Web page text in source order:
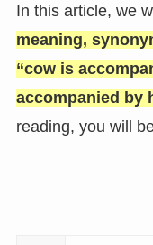
In this article, we
meaning,
“cow is
accompanied by
reading, you will